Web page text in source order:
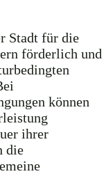
Stadt für die
förderlich und
können
ihrer
die